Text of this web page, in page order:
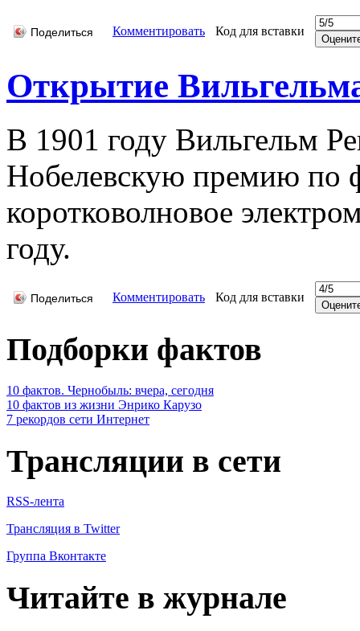
Поделиться Комментировать Код для вставки
Открытие
В 1901 году Вильгельм
Нобелевскую премию по
коротковолновое
году.
Поделиться Комментировать Код для вставки
Подборки фактов
10 фактов. Чернобыль: вчера, сегодня
10 фактов из жизни Энрико Карузо
7 рекордов сети Интернет
Трансляции в сети
RSS-лента
Трансляция в Twitter
Группа Вконтакте
Читайте в журнале